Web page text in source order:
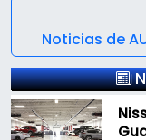
Noticias de